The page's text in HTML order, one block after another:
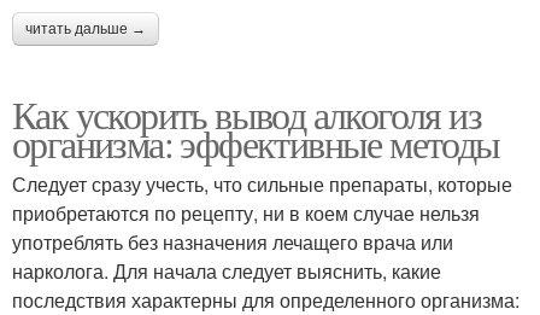
читать дальше →
Как ускорить вывод алкоголя из
организма: эффективные методы
Следует сразу учесть, что сильные препараты, которые
приобретаются по рецепту, ни в коем случае нельзя
употреблять без назначения лечащего врача или
нарколога. Для начала следует выяснить, какие
последствия характерны для определенного организма: